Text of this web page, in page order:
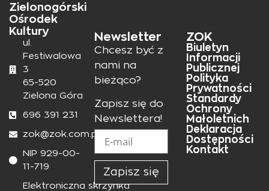
Zielonogórski
Ośrodek
Kultury
ul.
Festiwalowa
3
65-520
Zielona Góra
696 391 231
zok@zok.com.pl
NIP 929-00-
11-719
Elektroniczna skrzynka
Newsletter
Chcesz być z
nami na
bieżąco?
Zapisz się do
Newslettera!
Zapisz się
ZOK
Biuletyn
Informacji
Publicznej
Polityka
Prywatności
Standardy
Ochrony
Małoletnich
Deklaracja
Dostępności
Kontakt